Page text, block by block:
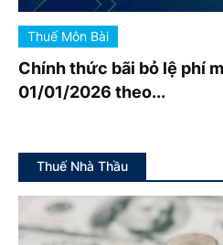
Thuế Môn Bài
Chính thức bãi bỏ lệ phí
01/01/2026 theo...
Thuế Nhà Thầu